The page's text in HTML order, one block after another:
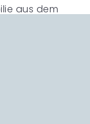
aus dem